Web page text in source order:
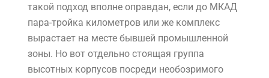
такой подход вполне оправдан, если до МКАД
пара-тройка километров или же комплекс
вырастает на месте бывшей промышленной
зоны. Но вот отдельно стоящая группа
высотных корпусов посреди необозримого